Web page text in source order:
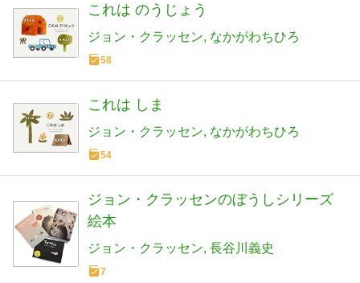
これは のうじょう
ジョン・クラッセン なかがわちひろ
58
これは しま
ジョン・クラッセン なかがわちひろ
54
ジョン・クラッセンのぼうしシリーズ
絵本
ジョン・クラッセン 長谷川義史
7